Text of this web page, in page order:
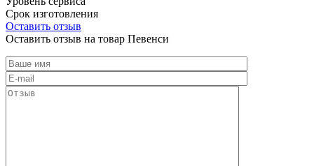
Срок изготовления
Оставить отзыв
Оставить отзыв на товар Певенси